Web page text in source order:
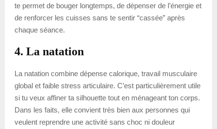
te permet de bouger longtemps, de dépenser de l’énergie et
de renforcer les cuisses sans te sentir “cassée” après
chaque séance.
4. La natation
La natation combine dépense calorique, travail musculaire
global et faible stress articulaire. C’est particulièrement utile
si tu veux affiner ta silhouette tout en ménageant ton corps.
Dans les faits, elle convient très bien aux personnes qui
veulent reprendre une activité sans choc ni douleur